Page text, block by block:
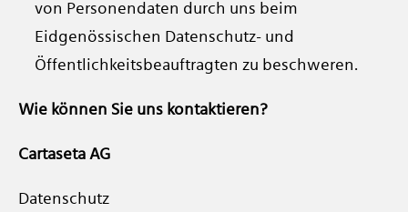
von Personendaten durch uns beim
Eidgenössischen Datenschutz- und
Öffentlichkeitsbeauftragten zu beschweren.
Wie können Sie uns kontaktieren?
Cartaseta AG
Datenschutz